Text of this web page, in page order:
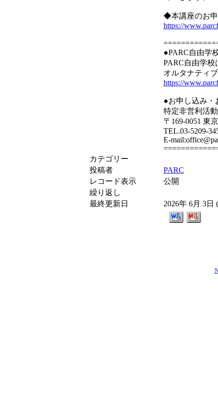
◆本講座のお
https://
●PARC自由学
PARC自由学
オルタナティ
https://
●お申し込み・
特定非営利活
〒169-0051 東
TEL.03-5209-
E-
カテゴリー
投稿者
PARC
レコード表示
公開
繰り返し
最終更新日
2026年 6月 3日